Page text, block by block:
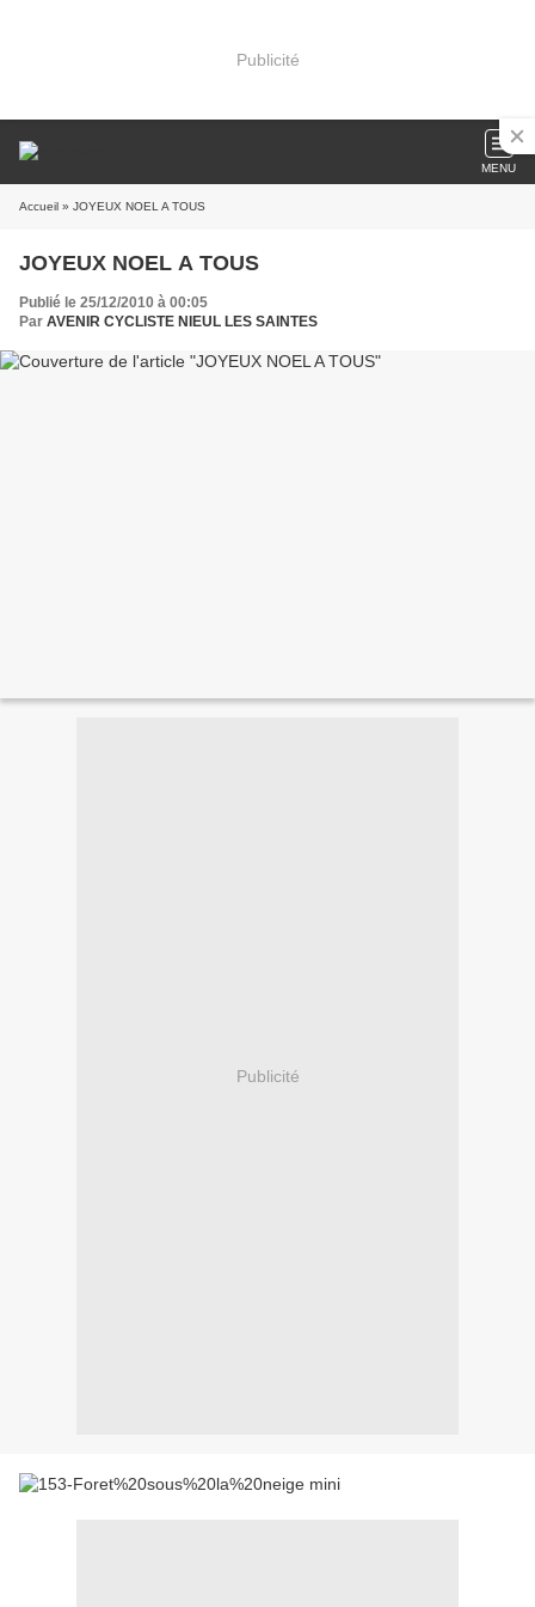
Publicité
MENU
Accueil » JOYEUX NOEL A TOUS
JOYEUX NOEL A TOUS
Publié le 25/12/2010 à 00:05
Par AVENIR CYCLISTE NIEUL LES SAINTES
Publicité